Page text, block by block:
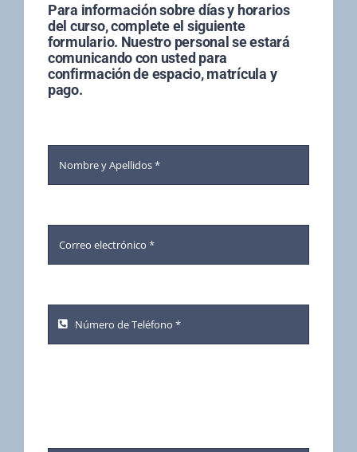
Para información sobre días y horarios
del curso, complete el siguiente
formulario. Nuestro personal se estará
comunicando con usted para
confirmación de espacio, matrícula y
pago.